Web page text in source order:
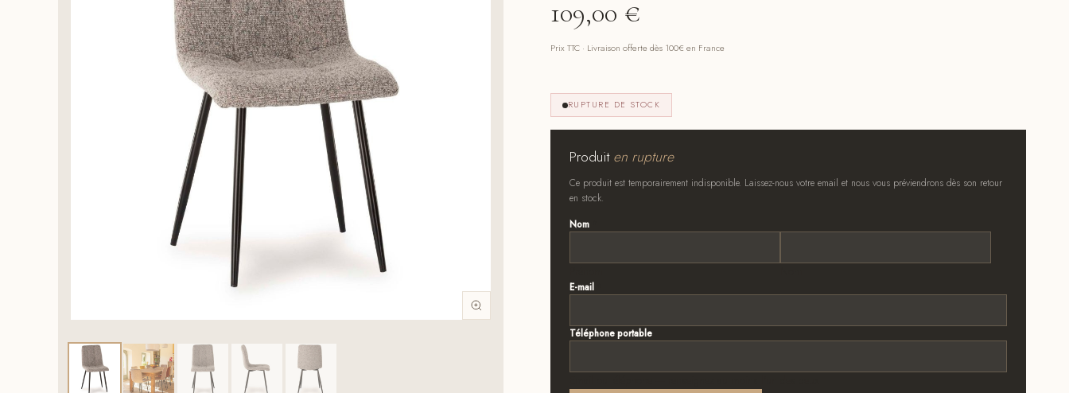
109,00 €
Prix TTC · Livraison offerte dès 100€ en France
RUPTURE DE STOCK
Produiten rupture
Ce produit est temporairement indisponible. Laissez-nous votre email et nous vous préviendrons dès son retour
en stock.
Nom
E-mail
Téléphone portable